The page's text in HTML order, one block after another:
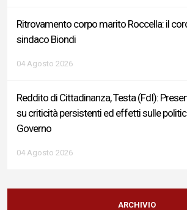
Ritrovamento corpo marito Roccella: il
sindaco Biondi
04 Agosto 2026
Reddito di Cittadinanza, Testa (FdI):
su criticità persistenti ed effetti sulle
Governo
04 Agosto 2026
Sigismondi, Liris e Testa: “Profondo
Ministro Roccella e alla sua famiglia”
ARCHIVIO